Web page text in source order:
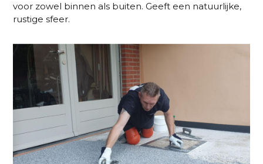
voor zowel binnen als buiten. Geeft een natuurlijke,
rustige sfeer.